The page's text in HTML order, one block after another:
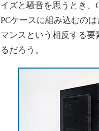
イズと騒音を思うとき、
PCケースに組み込むの
マンスという相反する要
るだろう。